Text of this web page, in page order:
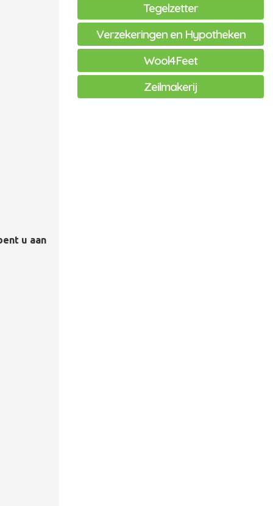
u aan
Tegelzetter
Verzekeringen en Hypotheken
Wool4Feet
Zeilmakerij